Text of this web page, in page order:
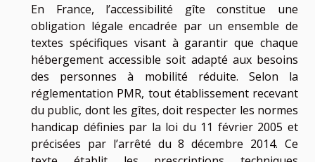
En France, l’accessibilité gîte constitue une
obligation légale encadrée par un ensemble de
textes spécifiques visant à garantir que chaque
hébergement accessible soit adapté aux besoins
des personnes à mobilité réduite. Selon la
réglementation PMR, tout établissement recevant
du public, dont les gîtes, doit respecter les normes
handicap définies par la loi du 11 février 2005 et
précisées par l’arrêté du 8 décembre 2014. Ce